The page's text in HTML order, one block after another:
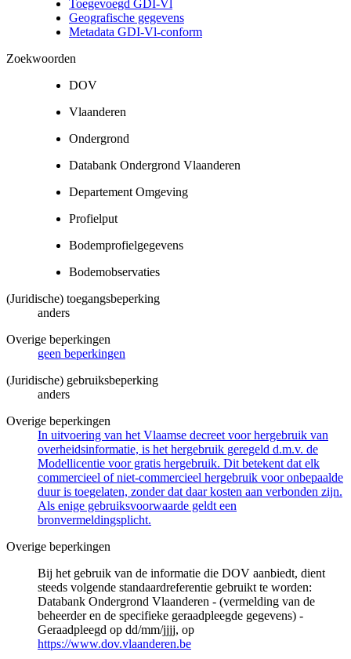
Toegevoegd GDI-Vl
Geografische gegevens
Metadata GDI-Vl-conform
Zoekwoorden
DOV
Vlaanderen
Ondergrond
Databank Ondergrond Vlaanderen
Departement Omgeving
Profielput
Bodemprofielgegevens
Bodemobservaties
(Juridische) toegangsbeperking
anders
Overige beperkingen
geen beperkingen
(Juridische) gebruiksbeperking
anders
Overige beperkingen
In uitvoering van het Vlaamse decreet voor hergebruik van
overheidsinformatie, is het hergebruik geregeld d.m.v. de
Modellicentie voor gratis hergebruik. Dit betekent dat elk
commercieel of niet-commercieel hergebruik voor onbepaalde
duur is toegelaten, zonder dat daar kosten aan verbonden zijn.
Als enige gebruiksvoorwaarde geldt een
bronvermeldingsplicht.
Overige beperkingen
Bij het gebruik van de informatie die DOV aanbiedt, dient
steeds volgende standaardreferentie gebruikt te worden:
Databank Ondergrond Vlaanderen - (vermelding van de
beheerder en de specifieke geraadpleegde gegevens) -
Geraadpleegd op dd/mm/jjjj, op
https://www.dov.vlaanderen.be